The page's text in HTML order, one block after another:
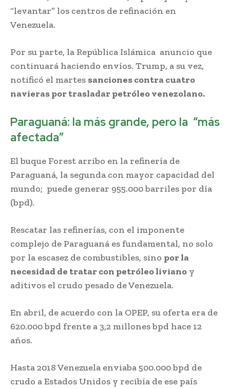
“levantar” los centros de refinación en
Venezuela.
Por su parte, la República Islámica anuncio que
continuará haciendo envíos. Trump, a su vez,
notificó el martes sanciones contra cuatro
navieras por trasladar petróleo venezolano.
Paraguaná: la más grande, pero la “más
afectada”
El buque Forest arribo en la refinería de
Paraguaná, la segunda con mayor capacidad del
mundo; puede generar 955.000 barriles por día
(bpd).
Rescatar las refinerías, con el imponente
complejo de Paraguaná es fundamental, no solo
por la escasez de combustibles, sino por la
necesidad de tratar con petróleo liviano y
aditivos el crudo pesado de Venezuela.
En abril, de acuerdo con la OPEP, su oferta era de
620.000 bpd frente a 3,2 millones bpd hace 12
años.
Hasta 2018 Venezuela enviaba 500.000 bpd de
crudo a Estados Unidos y recibía de ese país